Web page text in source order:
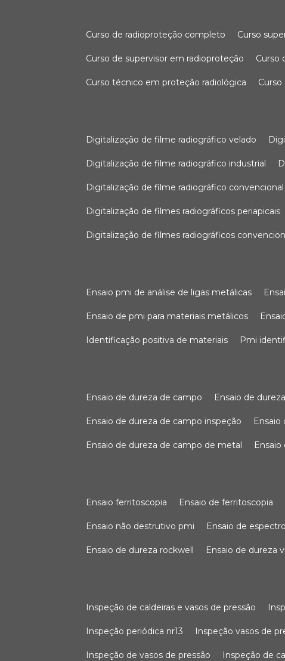
curso de radioproteção completo curso
curso de supervisor em radioproteção
curso técnico em proteção radiológica
digitalização de filme radiográfico velado
digitalização de filme radiográfico industrial
digitalização de filme radiográfico convencional
digitalização de filmes radiográficos periapicais
digitalização de filmes radiográficos
ensaio pmi de análise de ligas metálicas
ensaio de pmi para materiais metálicos
identificação positiva de materiais pmi
ensaio de dureza de campo ensaio de
ensaio de dureza de campo inspeção
ensaio de dureza de campo de metal
ensaio ferritoscopia ensaio de ferritoscopia
ensaio não destrutivo pmi ensaio de
ensaio de dureza rockwell ensaio de dureza
inspeção de caldeiras e vasos de pressão
inspeção periódica nr13 inspeção vasos de
inspeção de vasos de pressão inspeção de